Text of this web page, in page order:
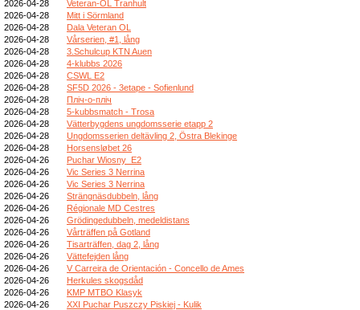
2026-04-28
Veteran-OL Tranhult
2026-04-28
Mitt i Sörmland
2026-04-28
Dala Veteran OL
2026-04-28
Vårserien, #1, lång
2026-04-28
3.Schulcup KTN Auen
2026-04-28
4-klubbs 2026
2026-04-28
CSWL E2
2026-04-28
SF5D 2026 - 3etape - Sofienlund
2026-04-28
Пліч-о-пліч
2026-04-28
5-kubbsmatch - Trosa
2026-04-28
Vätterbygdens ungdomsserie etapp 2
2026-04-28
Ungdomsserien deltävling 2, Östra Blekinge
2026-04-28
Horsensløbet 26
2026-04-26
Puchar Wiosny_E2
2026-04-26
Vic Series 3 Nerrina
2026-04-26
Vic Series 3 Nerrina
2026-04-26
Strängnäsdubbeln, lång
2026-04-26
Régionale MD Cestres
2026-04-26
Grödingedubbeln, medeldistans
2026-04-26
Vårträffen på Gotland
2026-04-26
Tisarträffen, dag 2, lång
2026-04-26
Vättefejden lång
2026-04-26
V Carreira de Orientación - Concello de Ames
2026-04-26
Herkules skogsdåd
2026-04-26
KMP MTBO Klasyk
2026-04-26
XXI Puchar Puszczy Piskiej - Kulik